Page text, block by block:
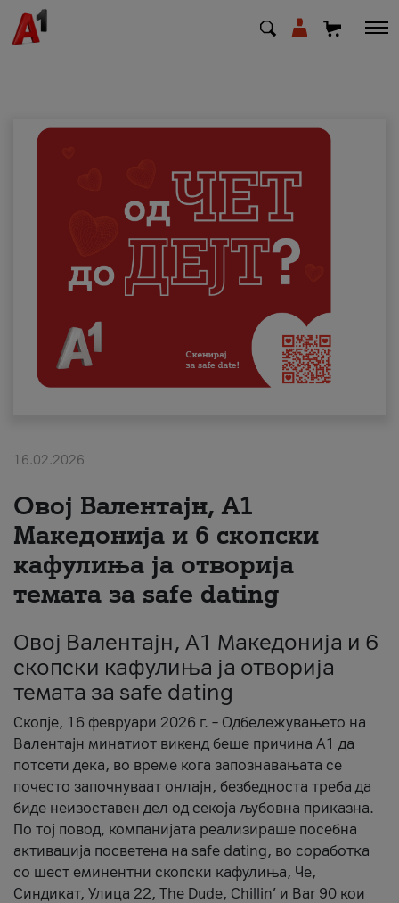
Деловни
Поддршка
Надополни кредит
Плати сметка
#ПодобарОнлајн
16.02.2026
Овој Валентајн, A1
Македонија и 6 скопски
кафулиња ја отворија
темата за safe dating
Овој Валентајн, A1 Македонија и 6
скопски кафулиња ја отворија
темата за safe dating
Скопје, 16 февруари 2026 г. – Одбележувањето на
Валентајн минатиот викенд беше причина А1 да
потсети дека, во време кога запознавањата се
почесто започнуваат онлајн, безбедноста треба да
биде неизоставен дел од секоја љубовна приказна.
По тој повод, компанијата реализираше посебна
активација посветена на safe dating, во соработка
со шест еминентни скопски кафулиња, Че,
Синдикат, Улица 22, The Dude, Chillin’ и Bar 90 кои